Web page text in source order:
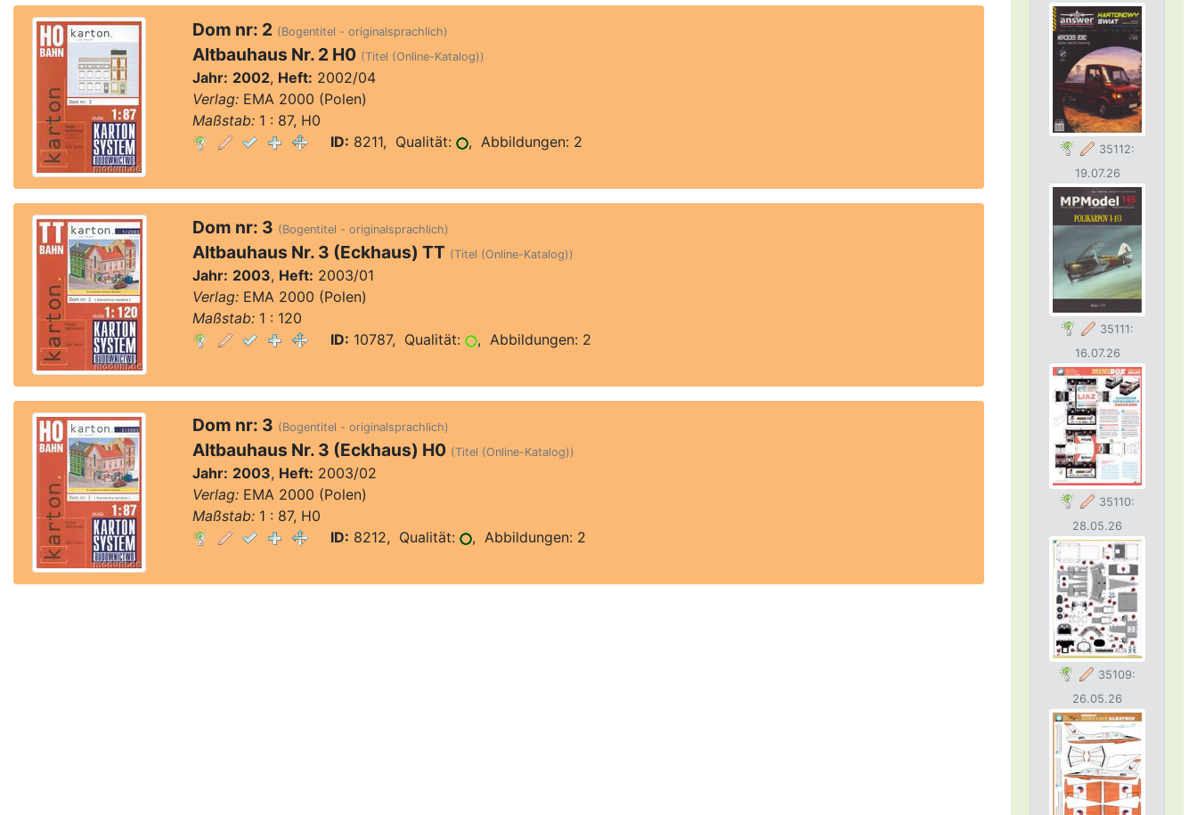
35112:
19.07.26
35111:
16.07.26
35110:
28.05.26
35109:
26.05.26
Dom nr: 2 (Bogentitel - originalsprachlich)
Altbauhaus Nr. 2 H0 (Titel (Online-Katalog))
Jahr: 2002, Heft: 2002/04
Verlag:EMA 2000 (Polen)
Maßstab:1 : 87, H0
ID: 8211, Qualität: , Abbildungen: 2
Dom nr: 3 (Bogentitel - originalsprachlich)
Altbauhaus Nr. 3 (Eckhaus) TT (Titel (Online-Katalog))
Jahr: 2003, Heft: 2003/01
Verlag:EMA 2000 (Polen)
Maßstab:1 : 120
ID: 10787, Qualität: , Abbildungen: 2
Dom nr: 3 (Bogentitel - originalsprachlich)
Altbauhaus Nr. 3 (Eckhaus) H0 (Titel (Online-Katalog))
Jahr: 2003, Heft: 2003/02
Verlag:EMA 2000 (Polen)
Maßstab:1 : 87, H0
ID: 8212, Qualität: , Abbildungen: 2